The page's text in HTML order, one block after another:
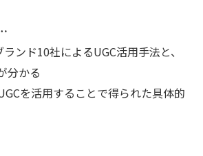
ンド10社によるUGC活用手法と、
分かる
を活用することで得られた具体的